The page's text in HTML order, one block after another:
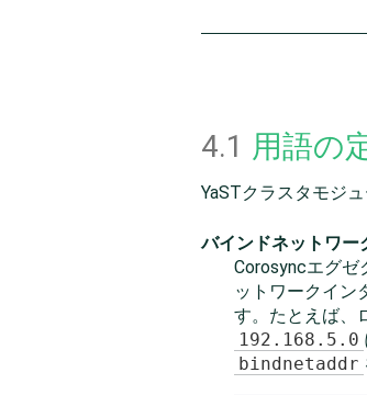
4.1 用語の
YaSTクラスタモジ
バインドネットワー
Corosyncエグゼ
ットワークイン
す。たとえば、
192.168.5.0
bindnetaddr